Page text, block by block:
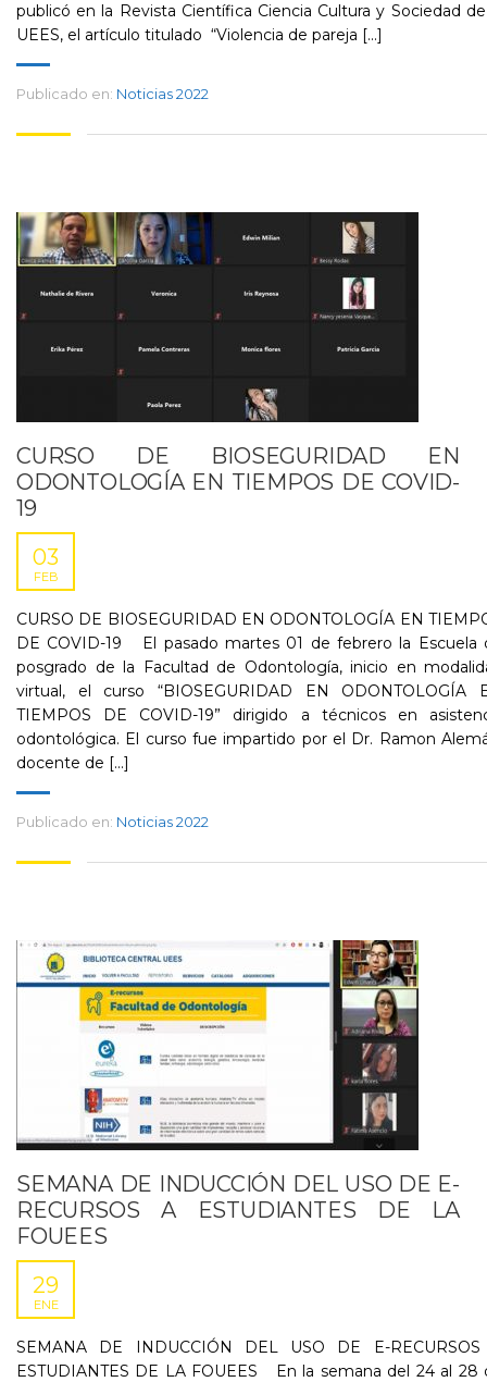
publicó en la Revista Científica Ciencia Cultura y Sociedad
UEES, el artículo titulado “Violencia de pareja [...]
Publicado en: Noticias 2022
CURSO DE BIOSEGURIDAD EN
ODONTOLOGÍA EN TIEMPOS DE COVID-
19
03
FEB
CURSO DE BIOSEGURIDAD EN ODONTOLOGÍA EN
DE COVID-19 El pasado martes 01 de febrero la Escuela
posgrado de la Facultad de Odontología, inicio en
virtual, el curso “BIOSEGURIDAD EN ODONTOLOGÍA
TIEMPOS DE COVID-19” dirigido a técnicos en
odontológica. El curso fue impartido por el Dr. Ramon
docente de [...]
Publicado en: Noticias 2022
SEMANA DE INDUCCIÓN DEL USO DE E-
RECURSOS A ESTUDIANTES DE LA
FOUEES
29
ENE
SEMANA DE INDUCCIÓN DEL USO DE E-
ESTUDIANTES DE LA FOUEES En la semana del 24 al 28